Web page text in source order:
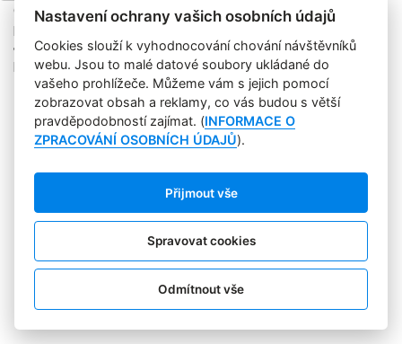
Copyright © 2004-2020 Focus Agency, s.r.o. Plné znění licenčních
podmínek. ISSN 1803-957X
Jakékoliv publikování, přebírání nebo šíření obsahu je bez
písemného souhlasu Focus Agency, s.r.o. zakázáno.
RSS 1
Štítky
Zpracování osobních údajů
Pro inzerenty
Kontakt
PR AGENTURA
COOKIES
Sledujte nás:
Nastavení ochrany vašich osobních údajů
Cookies slouží k vyhodnocování chování návštěvníků
webu. Jsou to malé datové soubory ukládané do
vašeho prohlížeče. Můžeme vám s jejich pomocí
zobrazovat obsah a reklamy, co vás budou s větší
pravděpodobností zajímat. (INFORMACE O
ZPRACOVÁNÍ OSOBNÍCH ÚDAJŮ).
Přijmout vše
Spravovat cookies
Odmítnout vše